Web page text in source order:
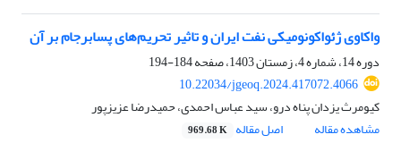
واکاوی ژئواکونومیکی نفت ایران و تاثیر تحریم‌های پسابرجام بر آن
دوره 14، شماره 4، زمستان 1403، صفحه
184-194
10.22034/jgeoq.2024.417072.4066
کیومرث یزدان پناه درو، سید عباس احمدی، حمیدرضا عزیزپور
مشاهده مقاله
اصل مقاله 969.68 K